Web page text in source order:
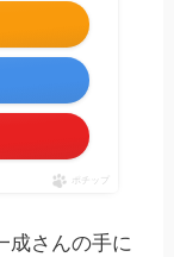
ポチップ
成さんの手に